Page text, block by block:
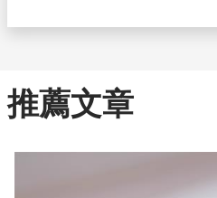
推薦文章